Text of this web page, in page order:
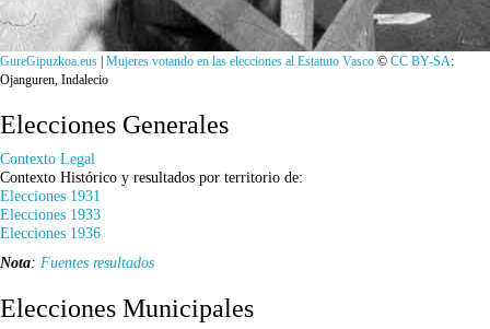
GureGipuzkoa.eus Mujeres votando en las elecciones al Estatuto Vasco © CC BY-SA:
Ojanguren, Indalecio
Elecciones Generales
Contexto Legal
Contexto Histórico y resultados por territorio de:
Elecciones 1931
Elecciones 1933
Elecciones 1936
Nota: Fuentes resultados
Elecciones Municipales